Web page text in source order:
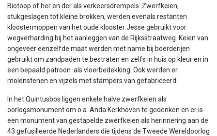
Biotoop of her en der als verkeersdrempels. Zwerfkeien,
stukgeslagen tot kleine brokken, werden evenals restanten
kloostermoppen van het oude klooster Jesse gebruikt voor
wegverharding bij het aanleggen van de Rijksstraatweg. Keien van
ongeveer eenzelfde maat werden met name bij boerderijen
gebruikt om zandpaden te bestraten en zelfs in huis op kleur en in
een bepaald patroon als vloerbedekking. Ook werden er
molenstenen en vijzels met stampers van gefabriceerd.
In het Quintusbos liggen enkele halve zwerfkeien als
oorlogsmonument om o.a. Anda Kerkhoven te gedenken en er is
een monument van gestapelde zwerfkeien als herinnering aan de
43 gefusilleerde Nederlanders die tijdens de Tweede Wereldoorlog